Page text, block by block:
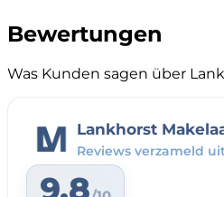
Bewertungen
Was Kunden sagen über